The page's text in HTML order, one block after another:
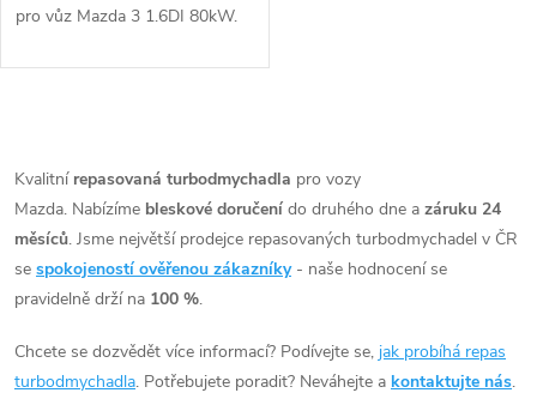
pro vůz Mazda 3 1.6DI 80kW.
v
l
á
a
Kvalitní repasovaná turbodmychadla pro vozy
Mazda. Nabízíme bleskové doručení do druhého dne a záruku 24
měsíců. Jsme největší prodejce repasovaných turbodmychadel v ČR
se spokojeností ověřenou zákazníky - naše hodnocení se
pravidelně drží na 100 %.
Chcete se dozvědět více informací? Podívejte se, jak probíhá repas
turbodmychadla. Potřebujete poradit? Neváhejte a kontaktujte nás.